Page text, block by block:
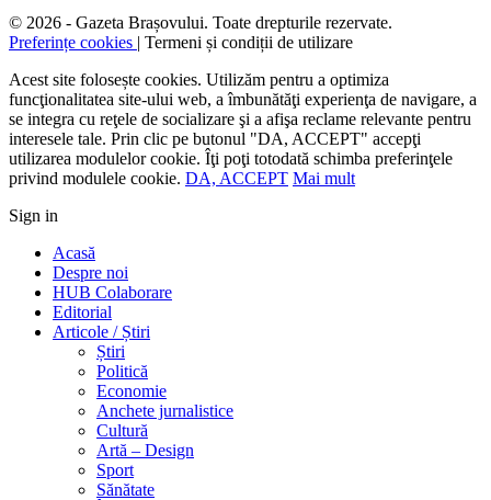
© 2026 - Gazeta Brașovului. Toate drepturile rezervate.
Preferințe cookies
| Termeni și condiții de utilizare
Acest site folosește cookies. Utilizăm pentru a optimiza
funcţionalitatea site-ului web, a îmbunătăţi experienţa de navigare, a
se integra cu reţele de socializare şi a afişa reclame relevante pentru
interesele tale. Prin clic pe butonul "DA, ACCEPT" accepţi
utilizarea modulelor cookie. Îţi poţi totodată schimba preferinţele
privind modulele cookie. DA, ACCEPT Mai mult
Sign in
Acasă
Despre noi
HUB Colaborare
Editorial
Articole / Știri
Știri
Politică
Economie
Anchete jurnalistice
Cultură
Artă – Design
Sport
Sănătate